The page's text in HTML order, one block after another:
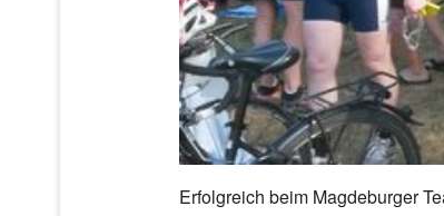
Erfolgreich beim Magdeburger